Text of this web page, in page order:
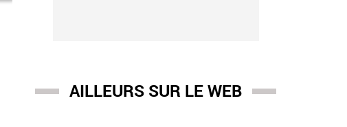
AILLEURS SUR LE WEB